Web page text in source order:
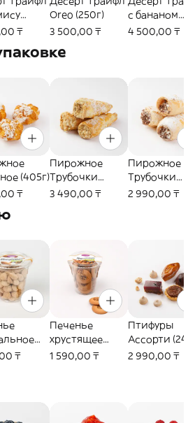
₸
Oreo (250г)
3 500,00 ₸
с бананом
(300г)
4 500,00 ₸
(405г)
₸
Пирожное
Трубочки
Крем-брюле
3 490,00 ₸
Пирожное
Трубочки
(380г)
2 990,00 ₸
(90г)
₸
Печенье
хрустящее
Миндальное
1 590,00 ₸
Птифуры
Ассорти
2 990,00 ₸